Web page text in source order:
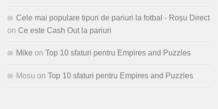
Cele mai populare tipuri de pariuri la fotbal - Roșu Direct
on Ce este Cash Out la pariuri
Mike on Top 10 sfaturi pentru Empires and Puzzles
Mosu on Top 10 sfaturi pentru Empires and Puzzles